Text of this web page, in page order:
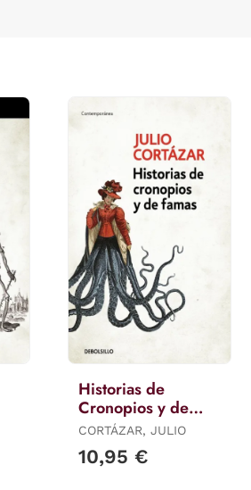
Historias de
Cronopios y de
Famas
CORTÁZAR, JULIO
10,95 €